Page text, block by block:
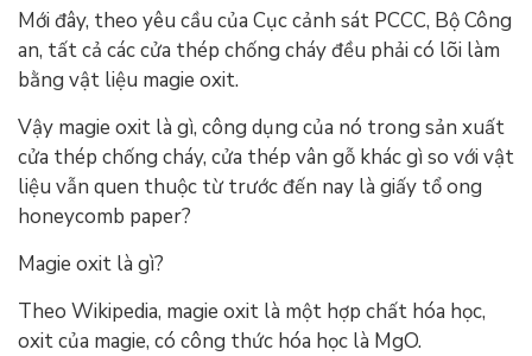
Mới đây, theo yêu cầu của Cục cảnh sát PCCC, Bộ Công
an, tất cả các cửa thép chống cháy đều phải có lõi làm
bằng vật liệu magie oxit.
Vậy magie oxit là gì, công dụng của nó trong sản xuất
cửa thép chống cháy, cửa thép vân gỗ khác gì so với vật
liệu vẫn quen thuộc từ trước đến nay là giấy tổ ong
honeycomb paper?
Magie oxit là gì?
Theo Wikipedia, magie oxit là một hợp chất hóa học,
oxit của magie, có công thức hóa học là MgO.